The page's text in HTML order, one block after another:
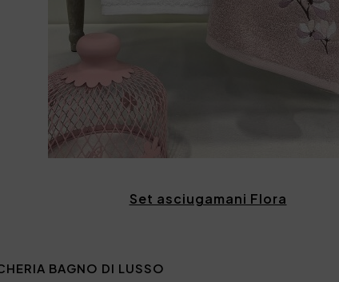
Set asciugamani Flora
BAGNO DI LUSSO